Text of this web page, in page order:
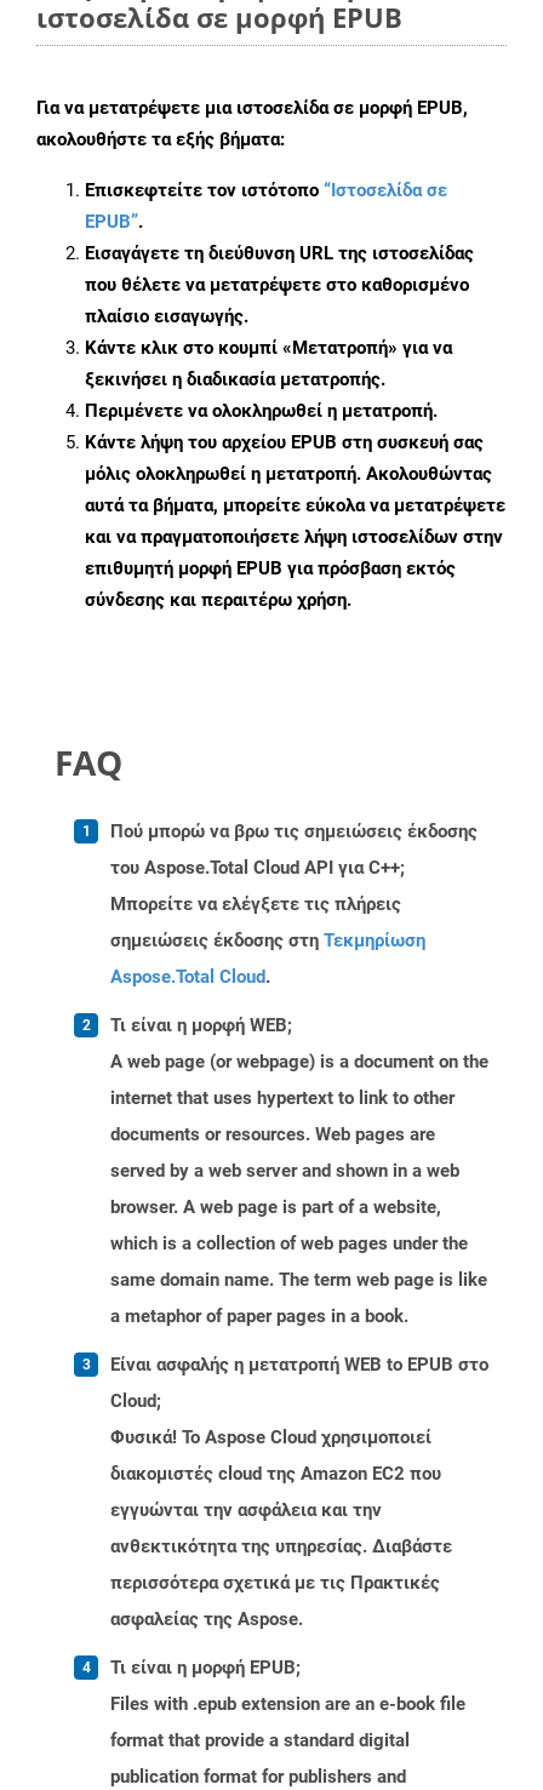
ιστοσελίδα σε μορφή EPUB
Για να μετατρέψετε μια ιστοσελίδα σε μορφή EPUB,
ακολουθήστε τα εξής βήματα:
Επισκεφτείτε τον ιστότοπο “Ιστοσελίδα σε
EPUB”.
Εισαγάγετε τη διεύθυνση URL της ιστοσελίδας
που θέλετε να μετατρέψετε στο καθορισμένο
πλαίσιο εισαγωγής.
Κάντε κλικ στο κουμπί «Μετατροπή» για να
ξεκινήσει η διαδικασία μετατροπής.
Περιμένετε να ολοκληρωθεί η μετατροπή.
Κάντε λήψη του αρχείου EPUB στη συσκευή σας
μόλις ολοκληρωθεί η μετατροπή. Ακολουθώντας
αυτά τα βήματα, μπορείτε εύκολα να μετατρέψετε
και να πραγματοποιήσετε λήψη ιστοσελίδων στην
επιθυμητή μορφή EPUB για πρόσβαση εκτός
σύνδεσης και περαιτέρω χρήση.
FAQ
Πού μπορώ να βρω τις σημειώσεις έκδοσης
του Aspose.Total Cloud API για C++;
Μπορείτε να ελέγξετε τις πλήρεις
σημειώσεις έκδοσης στη Τεκμηρίωση
Aspose.Total Cloud.
Τι είναι η μορφή WEB;
A web page (or webpage) is a document on the
internet that uses hypertext to link to other
documents or resources. Web pages are
served by a web server and shown in a web
browser. A web page is part of a website,
which is a collection of web pages under the
same domain name. The term web page is like
a metaphor of paper pages in a book.
Είναι ασφαλής η μετατροπή WEB to EPUB στο
Cloud;
Φυσικά! Το Aspose Cloud χρησιμοποιεί
διακομιστές cloud της Amazon EC2 που
εγγυώνται την ασφάλεια και την
ανθεκτικότητα της υπηρεσίας. Διαβάστε
περισσότερα σχετικά με τις Πρακτικές
ασφαλείας της Aspose.
Τι είναι η μορφή EPUB;
Files with .epub extension are an e-book file
format that provide a standard digital
publication format for publishers and